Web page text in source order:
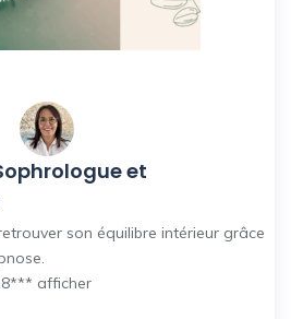
et
son équilibre intérieur grâce
afficher